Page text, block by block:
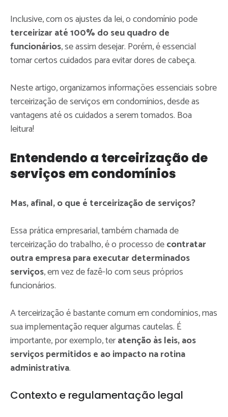
Inclusive, com os ajustes da lei, o condomínio pode
terceirizar até 100% do seu quadro de
funcionários, se assim desejar. Porém, é essencial
tomar certos cuidados para evitar dores de cabeça.
Neste artigo, organizamos informações essenciais sobre
terceirização de serviços em condomínios, desde as
vantagens até os cuidados a serem tomados. Boa
leitura!
Entendendo a terceirização de
serviços em condomínios
Mas, afinal, o que é terceirização de serviços?
Essa prática empresarial, também chamada de
terceirização do trabalho, é o processo decontratar
outra empresa para executar determinados
serviços, em vez de fazê-lo com seus próprios
funcionários.
A terceirização é bastante comum em condomínios, mas
sua implementação requer algumas cautelas. É
importante, por exemplo, teratenção às leis, aos
serviços permitidos e ao impacto na rotina
administrativa.
Contexto e regulamentação legal